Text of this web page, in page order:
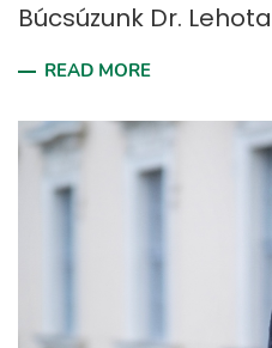
Búcsúzunk Dr.
READ MORE